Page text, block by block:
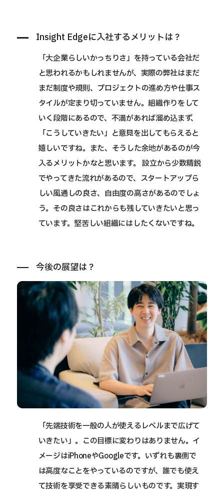
Insight Edgeに入社するメリットは？
「大企業らしいかっちりさ」を持っている会社だ
と思われるかもしれませんが、実際の弊社はまだ
まだ制度や規則、プロジェクトの進め方や仕事ス
タイルが定まり切っていません。組織作りをして
いく段階にあるので、不満があれば溜め込まず、
「こうしていきたい」と意見を出してもらえると
嬉しいですね。また、そうした余地があるのが今
入るメリットかなと思います。 設立から少数精鋭
でやってきた流れがあるので、スタートアップら
しい風通しの良さ、自由度の高さがあるのでしょ
う。その良さはこれからも残していきたいと思っ
ています。堅苦しい組織にはしたくないですね。
今後の展望は？
「先端技術を一般の人が使えるレベルまで広げて
いきたい」。この目標に変わりはありません。イ
メージはiPhoneやGoogleです。いずれも裏側で
は高度なことをやっているのですが、誰でも使え
て技術を享受できる素晴らしいものです。実現す